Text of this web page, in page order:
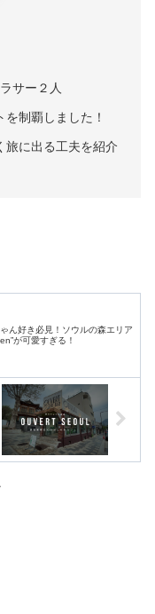
サー２人
制覇しました！
旅に出る工夫を紹介
ん好き必見！ソウルの森エリア
が可愛すぎる！